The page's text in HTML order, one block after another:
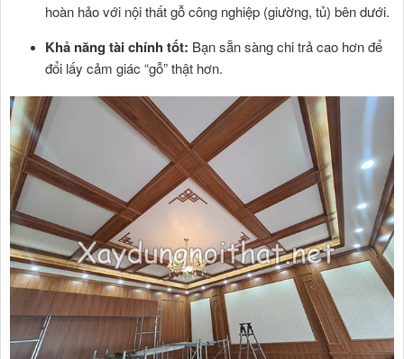
hoàn hảo với nội thất gỗ công nghiệp (giường, tủ) bên dưới.
Khả năng tài chính tốt: Bạn sẵn sàng chi trả cao hơn để
đổi lấy cảm giác “gỗ” thật hơn.